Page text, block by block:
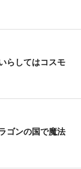
らしてはコスモ
ゴンの国で魔法